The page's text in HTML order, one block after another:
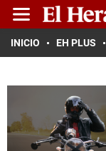
INICIO EH PLUS